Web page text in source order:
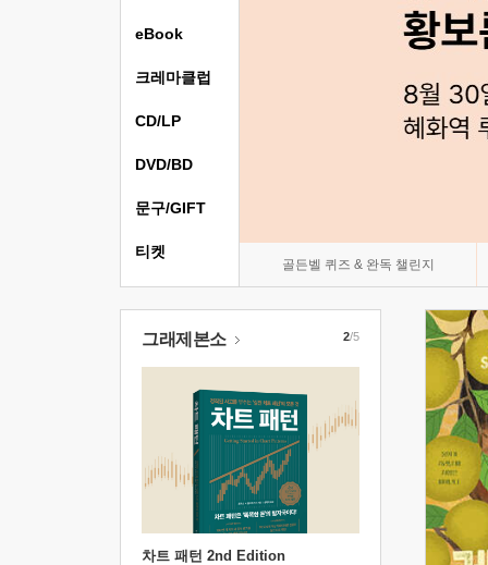
골든벨 퀴즈 & 완독 챌린지
eBook
크레마클럽
CD/LP
DVD/BD
문구/GIFT
티켓
그래제본소
차트 패턴 2nd Edition
2/5